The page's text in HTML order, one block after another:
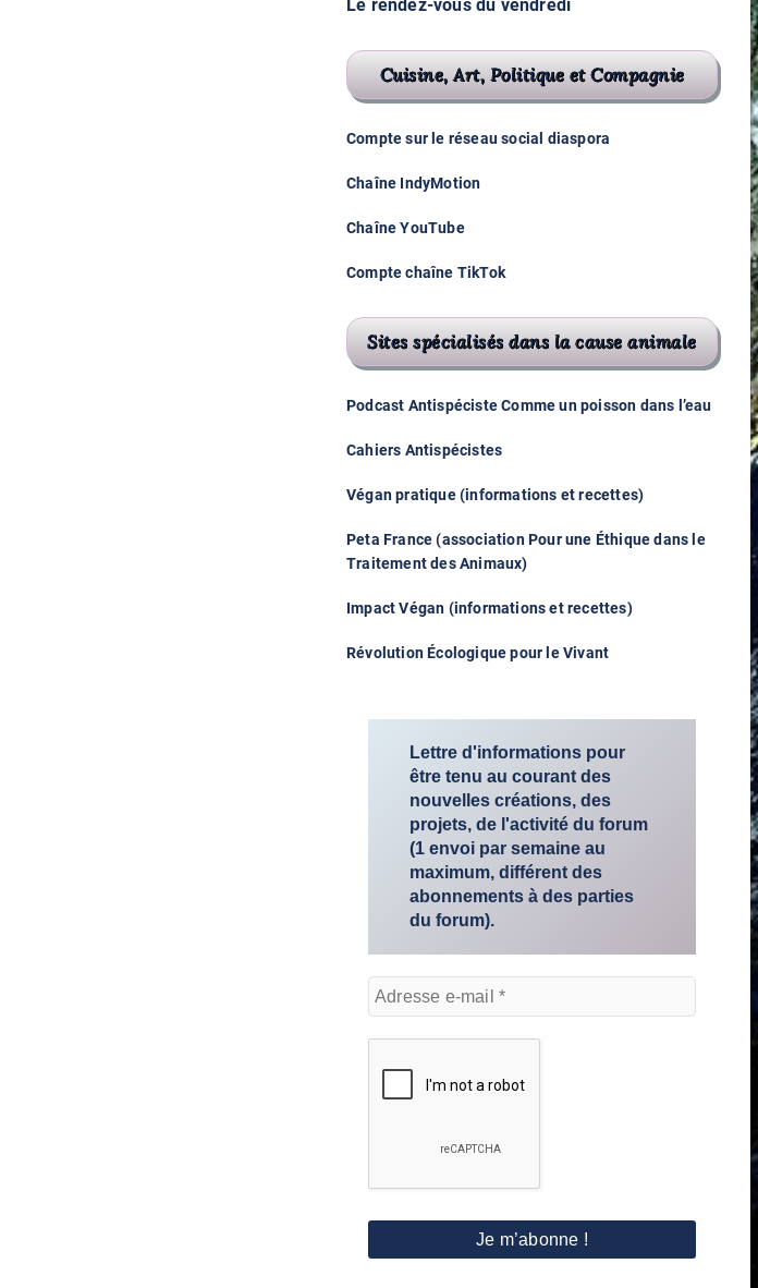
Le rendez-vous du vendredi
Cuisine, Art, Politique et Compagnie
Compte sur le réseau social diaspora
Chaîne IndyMotion
Chaîne YouTube
Compte chaîne TikTok
Sites spécialisés dans la cause animale
Podcast Antispéciste Comme un poisson dans l’eau
Cahiers Antispécistes
Végan pratique (informations et recettes)
Peta France (association Pour une Éthique dans le
Traitement des Animaux)
Impact Végan (informations et recettes)
Révolution Écologique pour le Vivant
Lettre d'informations pour
être tenu au courant des
nouvelles créations, des
projets, de l'activité du forum
(1 envoi par semaine au
maximum, différent des
abonnements à des parties
du forum).